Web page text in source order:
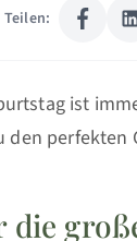
Teilen:
ist
den
die